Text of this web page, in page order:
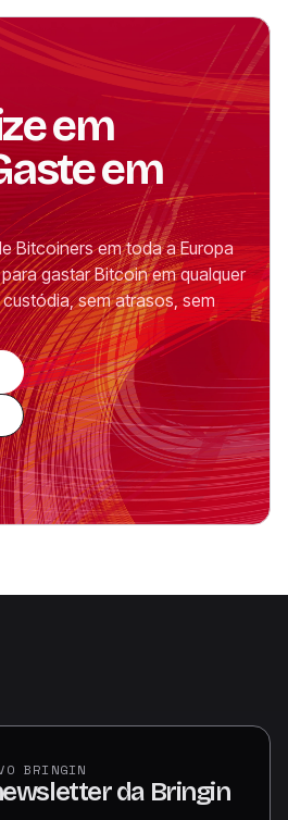
em
em
Bitcoiners em toda a Europa
gastar Bitcoin em qualquer
sem atrasos, sem
BRINGIN
da Bringin